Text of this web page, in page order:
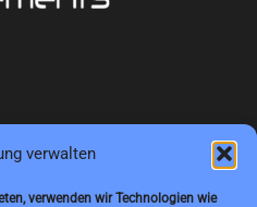
verwalten
verwenden wir Technologien wie